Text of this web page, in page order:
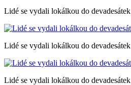
Lidé se vydali lokálkou do devadesátek
Lidé se vydali lokálkou do devadesátek
Lidé se vydali lokálkou do devadesátek